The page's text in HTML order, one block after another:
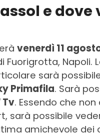
e dove
venerdì 11
Fuorigrotta, Napoli.
sarà
Primafila. Sarà
Tv. Essendo che
sarà possibile
amichevole dei